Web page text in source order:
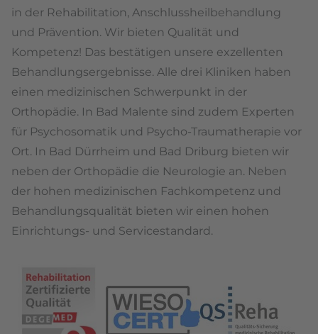
in der Rehabilitation, Anschlussheilbehandlung
und Prävention. Wir bieten Qualität und
Kompetenz! Das bestätigen unsere exzellenten
Behandlungsergebnisse. Alle drei Kliniken haben
einen medizinischen Schwerpunkt in der
Orthopädie. In Bad Malente sind zudem Experten
für Psychosomatik und Psycho-Traumatherapie vor
Ort. In Bad Dürrheim und Bad Driburg bieten wir
neben der Orthopädie die Neurologie an. Neben
der hohen medizinischen Fachkompetenz und
Behandlungsqualität bieten wir einen hohen
Einrichtungs- und Servicestandard.